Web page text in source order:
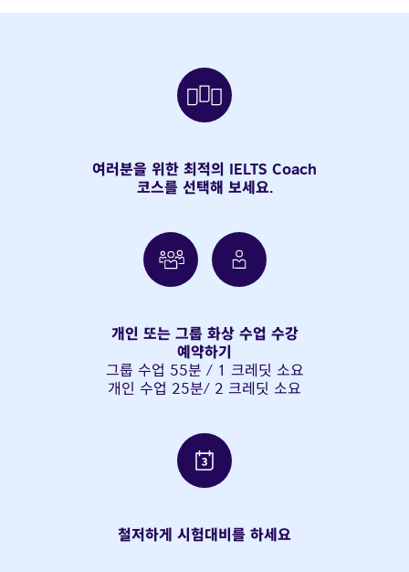
여러분을 위한 최적의 IELTS Coach
코스를 선택해 보세요.
개인 또는 그룹 화상 수업 수강
예약하기
그룹 수업 55분 / 1 크레딧 소요
개인 수업 25분/ 2 크레딧 소요
철저하게 시험대비를 하세요